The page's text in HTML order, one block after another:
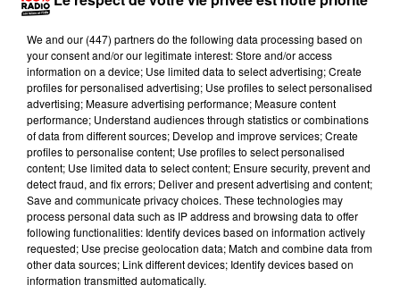
Lecture (2 min 22 sec)
100%
100% Radio les infos de l'Aude
We and our (447) partnersdo the following data processing based on
your consent and/or our legitimate interest: Store and/or access
information on a device; Use limited data to select advertising; Create
profiles for personalised advertising; Use profiles to select personalised
advertising; Measure advertising performance; Measure content
performance; Understand audiences through statistics or combinations
of data from different sources; Develop and improve services; Create
profiles to personalise content; Use profiles to select personalised
content; Use limited data to select content; Ensure security, prevent and
detect fraud, and fix errors; Deliver and present advertising and content;
Save and communicate privacy choices. These technologies may
process personal data such as IP address and browsing data to offer
following functionalities: Identify devices based on information actively
requested; Use precise geolocation data; Match and combine data from
other data sources; Link different devices; Identify devices based on
information transmitted automatically.